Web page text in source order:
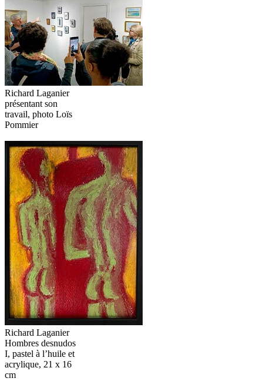
Richard‬‭ Laganier
présentant son
travail, photo Loïs
Pommier
Richard‬‭ Laganier‬‭
Hombres‬‭ desnudos‬‭
I‬‭, pastel‬‭ à‬‭ l’huile‬‭ et‬‭
acrylique,‬‭ 21‬‭ x‬‭ 16‬‭
cm